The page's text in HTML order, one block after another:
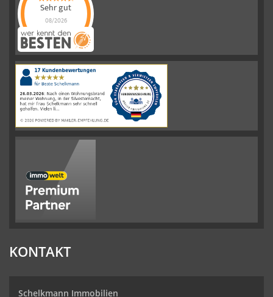
Sehr gut
08/2026
Schelkmann
Immobilienhat
|110Schelkmann
ImmobilienBewertungen
auf
werkenntdenBESTEN.de
KONTAKT
Schelkmann Immobilien